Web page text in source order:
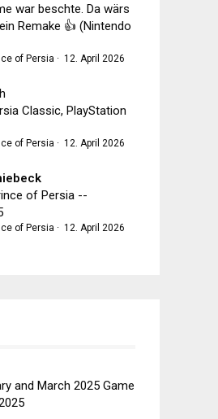
war beschte. Da wärs
Remake 👍 (Nintendo
of Persia · 12. April 2026
Classic, PlayStation
of Persia · 12. April 2026
of Persia --
of Persia · 12. April 2026
and March 2025 Game